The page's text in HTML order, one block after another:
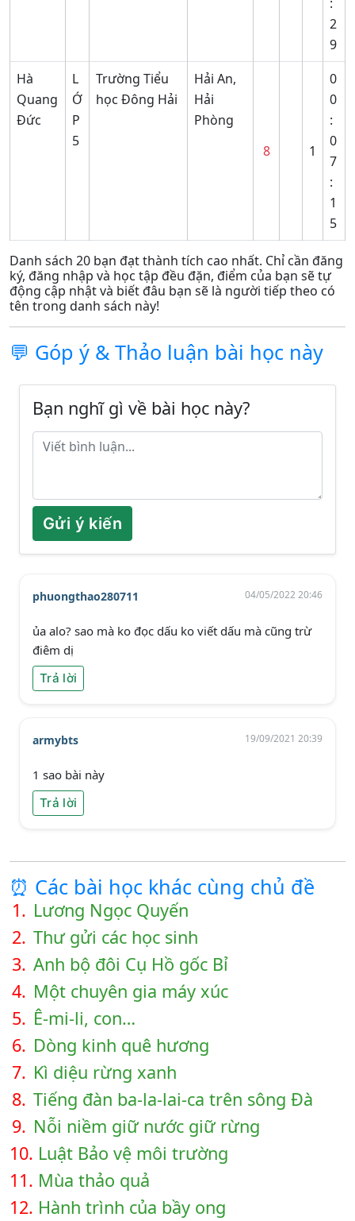
2
9
Hà
Quang
Đức
L
Ớ
P
5
Trường Tiểu
học Đông Hải
Hải An,
Hải
Phòng
8
1
0
0
:
0
7
:
1
5
Danh sách 20 bạn đạt thành tích cao nhất. Chỉ cần đăng
ký, đăng nhập và học tập đều đặn, điểm của bạn sẽ tự
động cập nhật và biết đâu bạn sẽ là người tiếp theo có
tên trong danh sách này!
💬 Góp ý & Thảo luận bài học này
Bạn nghĩ gì về bài học này?
Gửi ý kiến
phuongthao280711 04/05/2022 20:46
ủa alo? sao mà ko đọc dấu ko viết dấu mà cũng trừ
điêm dị
Trả lời
armybts 19/09/2021 20:39
1 sao bài này
Trả lời
⏰ Các bài học khác cùng chủ đề
1. Lương Ngọc Quyến
2. Thư gửi các học sinh
3. Anh bộ đôi Cụ Hồ gốc Bỉ
4. Một chuyên gia máy xúc
5. Ê-mi-li, con…
6. Dòng kinh quê hương
7. Kì diệu rừng xanh
8. Tiếng đàn ba-la-lai-ca trên sông Đà
9. Nỗi niềm giữ nước giữ rừng
10. Luật Bảo vệ môi trường
11. Mùa thảo quả
12. Hành trình của bầy ong